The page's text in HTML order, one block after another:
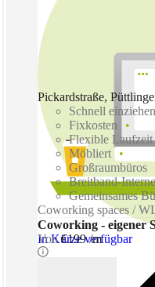
In Kürze verfügbar
Pickardstraße,
Schnell einziehen
Fixkosten
Flexible Laufzeit
Möbliert
Großraumbüros
Breitband-
Gemeinsames
Coworking spaces /
Coworking - eigener
Von €199 /m